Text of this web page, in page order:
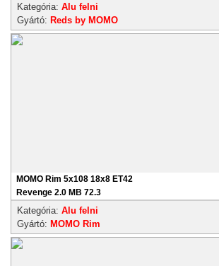
Kategória: Alu felni
Gyártó: Reds by MOMO
MOMO Rim 5x108 18x8 ET42
Revenge 2.0 MB 72.3
Kategória: Alu felni
Gyártó: MOMO Rim